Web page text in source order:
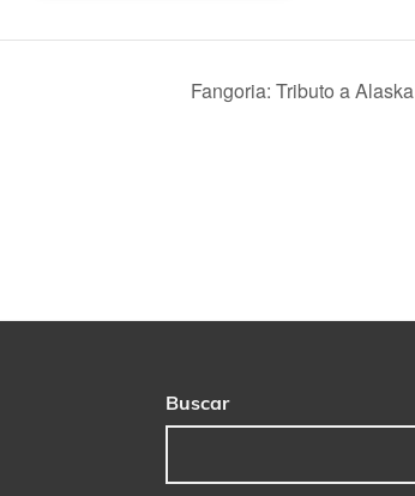
Fangoria: Tributo a Alaska
Buscar